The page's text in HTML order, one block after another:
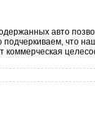
авто
подчеркиваем, что
коммерческая